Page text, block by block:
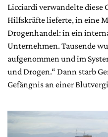
Licciardi verwandelte diese
Hilfskräfte lieferte, in eine
Drogenhandel: in ein
Unternehmen. Tausende
aufgenommen und im
und Drogen.“ Dann starb
Gefängnis an einer